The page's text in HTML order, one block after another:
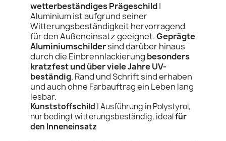
wetterbeständiges Prägeschild|
Aluminium ist aufgrund seiner
Witterungsbeständigkeit hervorragend
für den Außeneinsatz geeignet.Geprägte
Aluminiumschildersind darüber hinaus
durch die Einbrennlackierung besonders
kratzfest und über viele Jahre UV-
beständig. Rand und Schrift sind erhaben
und auch ohne Farbauftrag ein Leben lang
lesbar.
Kunststoffschild | Ausführung in Polystyrol,
nur bedingt witterungsbeständig, idealfür
den Inneneinsatz